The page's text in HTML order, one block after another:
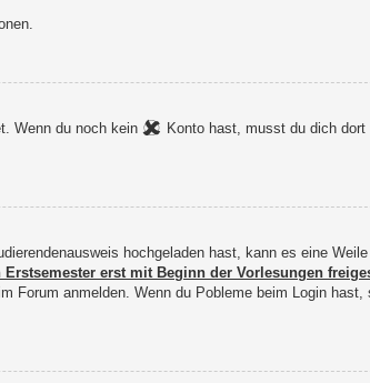
Wenn du noch kein
Konto hast, musst du dich dort
hochgeladen hast, kann es eine
Erstsemester erst mit Beginn der Vorlesungen
Forum anmelden. Wenn du Pobleme beim Login hast,